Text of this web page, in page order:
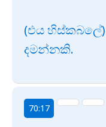
(එය හිස්කබලේ)
දමන්නකි.
70:17